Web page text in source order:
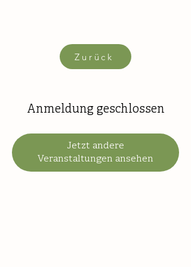
Zurück
Anmeldung geschlossen
Jetzt andere
Veranstaltungen ansehen